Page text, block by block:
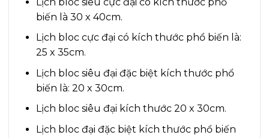
biến là 30 x 40cm.
Lịch bloc cực đại có kích thước phổ biến là:
25 x 35cm.
Lịch bloc siêu đại đặc biệt kích thước phổ
biến là: 20 x 30cm.
Lịch bloc siêu đại kích thước 20 x 30cm.
Lịch bloc đại đặc biệt kích thước phổ biến